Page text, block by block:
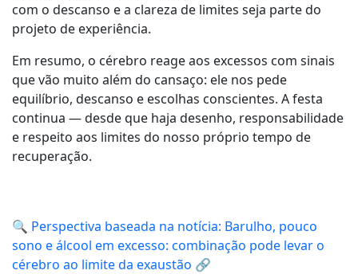
com o descanso e a clareza de limites seja parte do
projeto de experiência.
Em resumo, o cérebro reage aos excessos com sinais
que vão muito além do cansaço: ele nos pede
equilíbrio, descanso e escolhas conscientes. A festa
continua — desde que haja desenho, responsabilidade
e respeito aos limites do nosso próprio tempo de
recuperação.
🔍 Perspectiva baseada na notícia: Barulho, pouco
sono e álcool em excesso: combinação pode levar o
cérebro ao limite da exaustão 🔗